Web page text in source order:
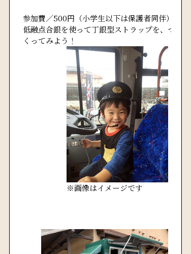
参加費／500円（小学生以下は保護者同伴）
低融点合銀を使って丁銀型ストラップを、つ
くってみよう！
※画像はイメージです